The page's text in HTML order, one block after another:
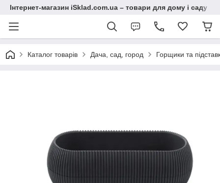
Інтернет-магазин iSklad.com.ua – товари для дому і саду
Каталог товарів Дача, сад, город Горщики та